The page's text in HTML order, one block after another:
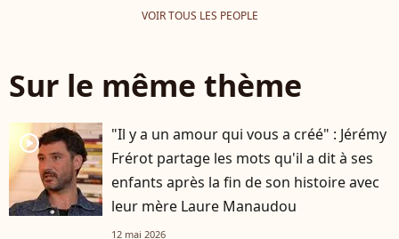
VOIR TOUS LES PEOPLE
Sur le même thème
player2
"Il y a un amour qui vous a créé" : Jérémy
Frérot partage les mots qu'il a dit à ses
enfants après la fin de son histoire avec
leur mère Laure Manaudou
12 mai 2026